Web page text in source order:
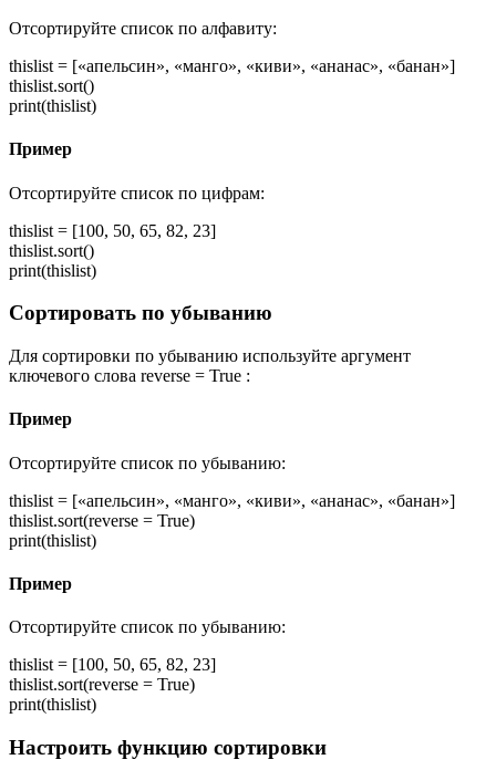
Отсортируйте список по алфавиту:
thislist = [«апельсин», «манго», «киви», «ананас», «банан»]
thislist.sort()
print(thislist)
Пример
Отсортируйте список по цифрам:
thislist = [100, 50, 65, 82, 23]
thislist.sort()
print(thislist)
Сортировать по убыванию
Для сортировки по убыванию используйте аргумент
ключевого слова reverse = True :
Пример
Отсортируйте список по убыванию:
thislist = [«апельсин», «манго», «киви», «ананас», «банан»]
thislist.sort(reverse = True)
print(thislist)
Пример
Отсортируйте список по убыванию:
thislist = [100, 50, 65, 82, 23]
thislist.sort(reverse = True)
print(thislist)
Настроить функцию сортировки